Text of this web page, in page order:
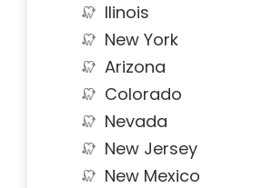
Ilinois
New York
Arizona
Colorado
Nevada
New Jersey
New Mexico